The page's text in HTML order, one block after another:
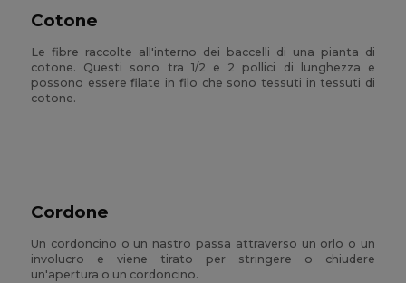
Cotone
Le fibre raccolte all'interno dei baccelli di una pianta di
cotone. Questi sono tra 1/2 e 2 pollici di lunghezza e
possono essere filate in filo che sono tessuti in tessuti di
cotone.
Cordone
Un cordoncino o un nastro passa attraverso un orlo o un
involucro e viene tirato per stringere o chiudere
un'apertura o un cordoncino.